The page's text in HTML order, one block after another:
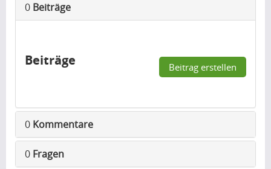
0 Beiträge
Beiträge Beitrag erstellen
0 Kommentare
0 Fragen